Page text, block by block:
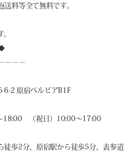
料等全て無料です。
－－－
6-2 原宿ベルピアB1F
18:00 （祝日）10:00～17:00
徒歩2分、原宿駅から徒歩5分、表参道